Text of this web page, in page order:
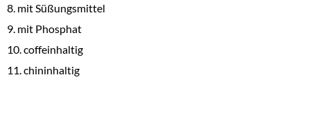
8. mit Süßungsmittel
9. mit Phosphat
10. coffeinhaltig
11. chininhaltig